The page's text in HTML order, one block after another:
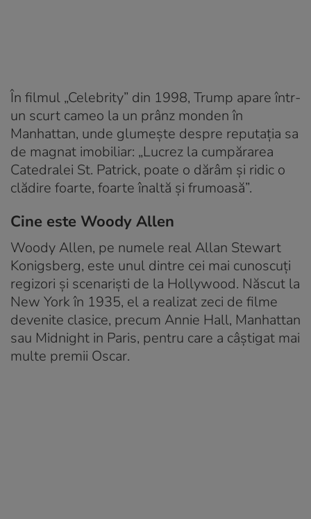
În filmul „Celebrity” din 1998, Trump apare într-
un scurt cameo la un prânz monden în
Manhattan, unde glumește despre reputația sa
de magnat imobiliar: „Lucrez la cumpărarea
Catedralei St. Patrick, poate o dărâm și ridic o
clădire foarte, foarte înaltă și frumoasă”.
Cine este Woody Allen
Woody Allen, pe numele real Allan Stewart
Konigsberg, este unul dintre cei mai cunoscuți
regizori și scenariști de la Hollywood. Născut la
New York în 1935, el a realizat zeci de filme
devenite clasice, precum Annie Hall, Manhattan
sau Midnight in Paris, pentru care a câștigat mai
multe premii Oscar.